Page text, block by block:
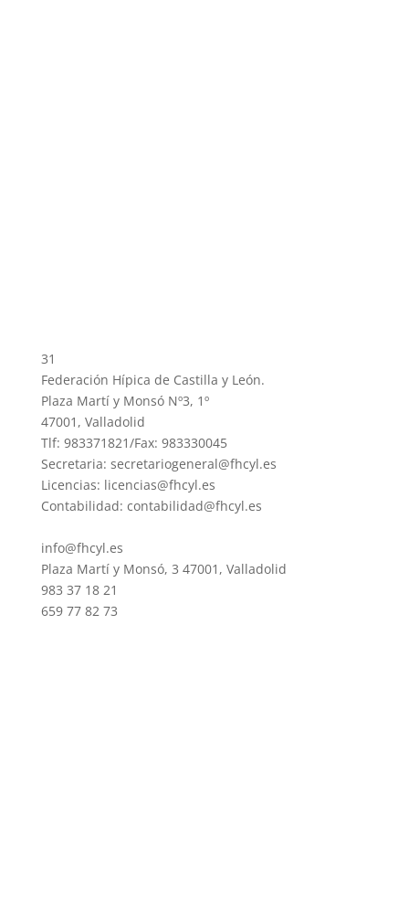
31
Federación Hípica de Castilla y León.
Plaza Martí y Monsó Nº3, 1º
47001, Valladolid
Tlf: 983371821/Fax: 983330045
Secretaria: secretariogeneral@fhcyl.es
Licencias: licencias@fhcyl.es
Contabilidad: contabilidad@fhcyl.es
info@fhcyl.es
Plaza Martí y Monsó, 3 47001, Valladolid
983 37 18 21
659 77 82 73